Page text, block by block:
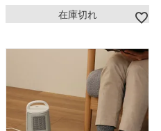
在庫切れ